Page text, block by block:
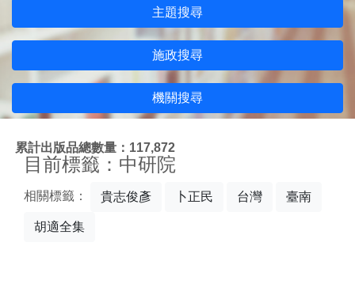
主題搜尋
施政搜尋
機關搜尋
累計出版品總數量：117,872
目前標籤：中研院
相關標籤： 貴志俊彥 卜正民 台灣 臺南
胡適全集